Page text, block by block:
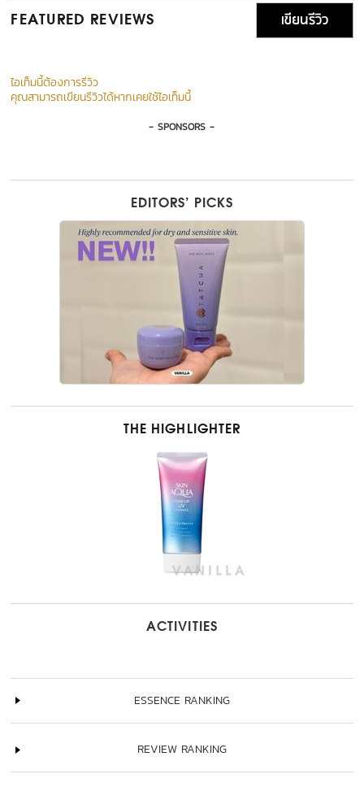
FEATURED REVIEWS เขียนรีวิว
ไอเท็มนี้ต้องการรีวิว
คุณสามารถเขียนรีวิวได้หากเคยใช้ไอเท็มนี้
- SPONSORS -
EDITORS’ PICKS
THE HIGHLIGHTER
ACTIVITIES
ESSENCE RANKING
REVIEW RANKING